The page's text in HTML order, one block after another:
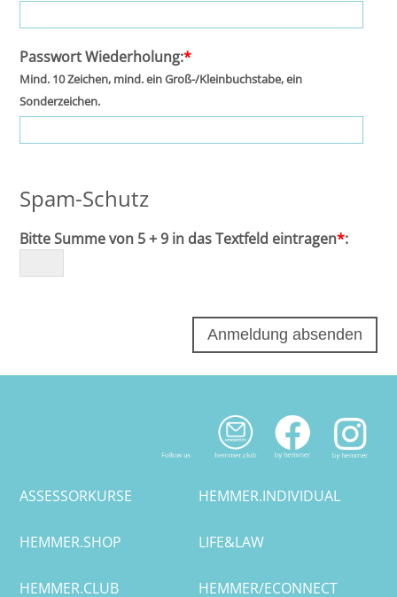
Passwort Wiederholung:*
Mind. 10 Zeichen, mind. ein Groß-/Kleinbuchstabe, ein
Sonderzeichen.
Spam-Schutz
Bitte Summe von 5 + 9 in das Textfeld eintragen*:
ASSESSORKURSE HEMMER.INDIVIDUAL
HEMMER.SHOP LIFE&LAW
HEMMER.CLUB HEMMER/ECONNECT